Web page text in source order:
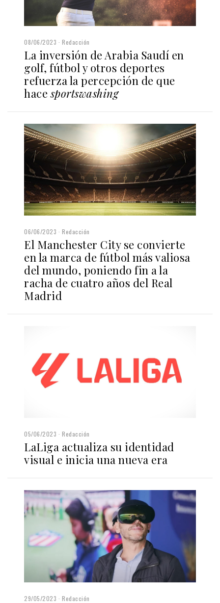
08/06/2023 Redacción
La inversión de Arabia Saudí en
golf, fútbol y otros deportes
refuerza la percepción de que
hacesportswashing
06/06/2023 Redacción
El Manchester City se convierte
en la marca de fútbol más valiosa
del mundo, poniendo fin a la
racha de cuatro años del Real
Madrid
05/06/2023 Redacción
LaLiga actualiza su identidad
visual e inicia una nueva era
29/05/2023 Redacción